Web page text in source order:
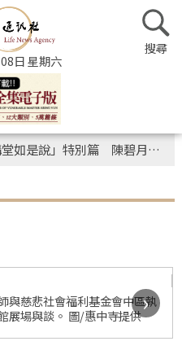
日 星期六
」特別篇 陳碧月談廣行慈悲困難自解
與慈悲社會福利基金會中區執
展場與談。 圖/惠中寺提供›